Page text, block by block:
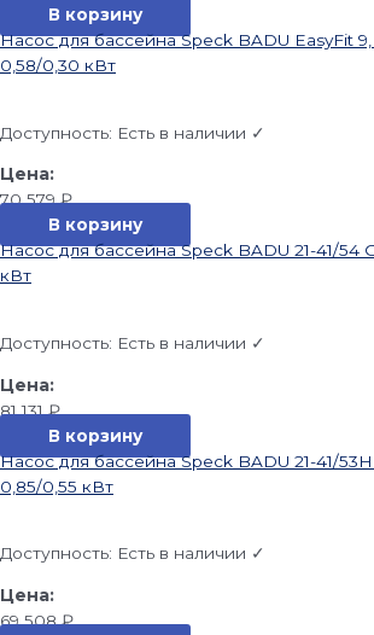
В корзину
Насос для бассейна Speck BADU EasyFit
0,58/0,30 кВт
Доступность: Есть в наличии ✓
70 579₽
В корзину
Насос для бассейна Speck BADU 21-41/54
кВт
Доступность: Есть в наличии ✓
81 131₽
В корзину
Насос для бассейна Speck BADU 21-41/53H
0,85/0,55 кВт
Доступность: Есть в наличии ✓
69 508₽